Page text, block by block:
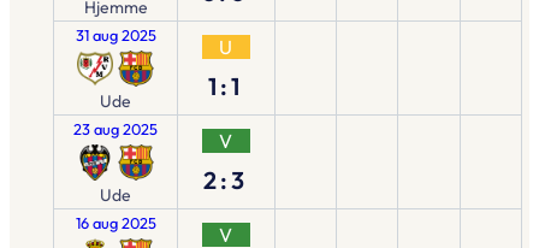
Hjemme
31 aug 2025
Ude
U
1:1
23 aug 2025
Ude
V
2:3
16 aug 2025 V